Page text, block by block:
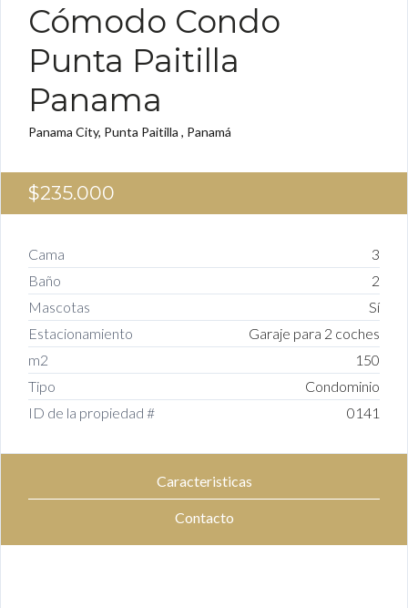
Cómodo Condo
Punta Paitilla
Panama
Panama City, Punta Paitilla , Panamá
$235.000
Cama
3
Baño
2
Mascotas
Sí
Estacionamiento
Garaje para 2 coches
m2
150
Tipo
Condominio
ID de la propiedad #
0141
Caracteristicas
Contacto